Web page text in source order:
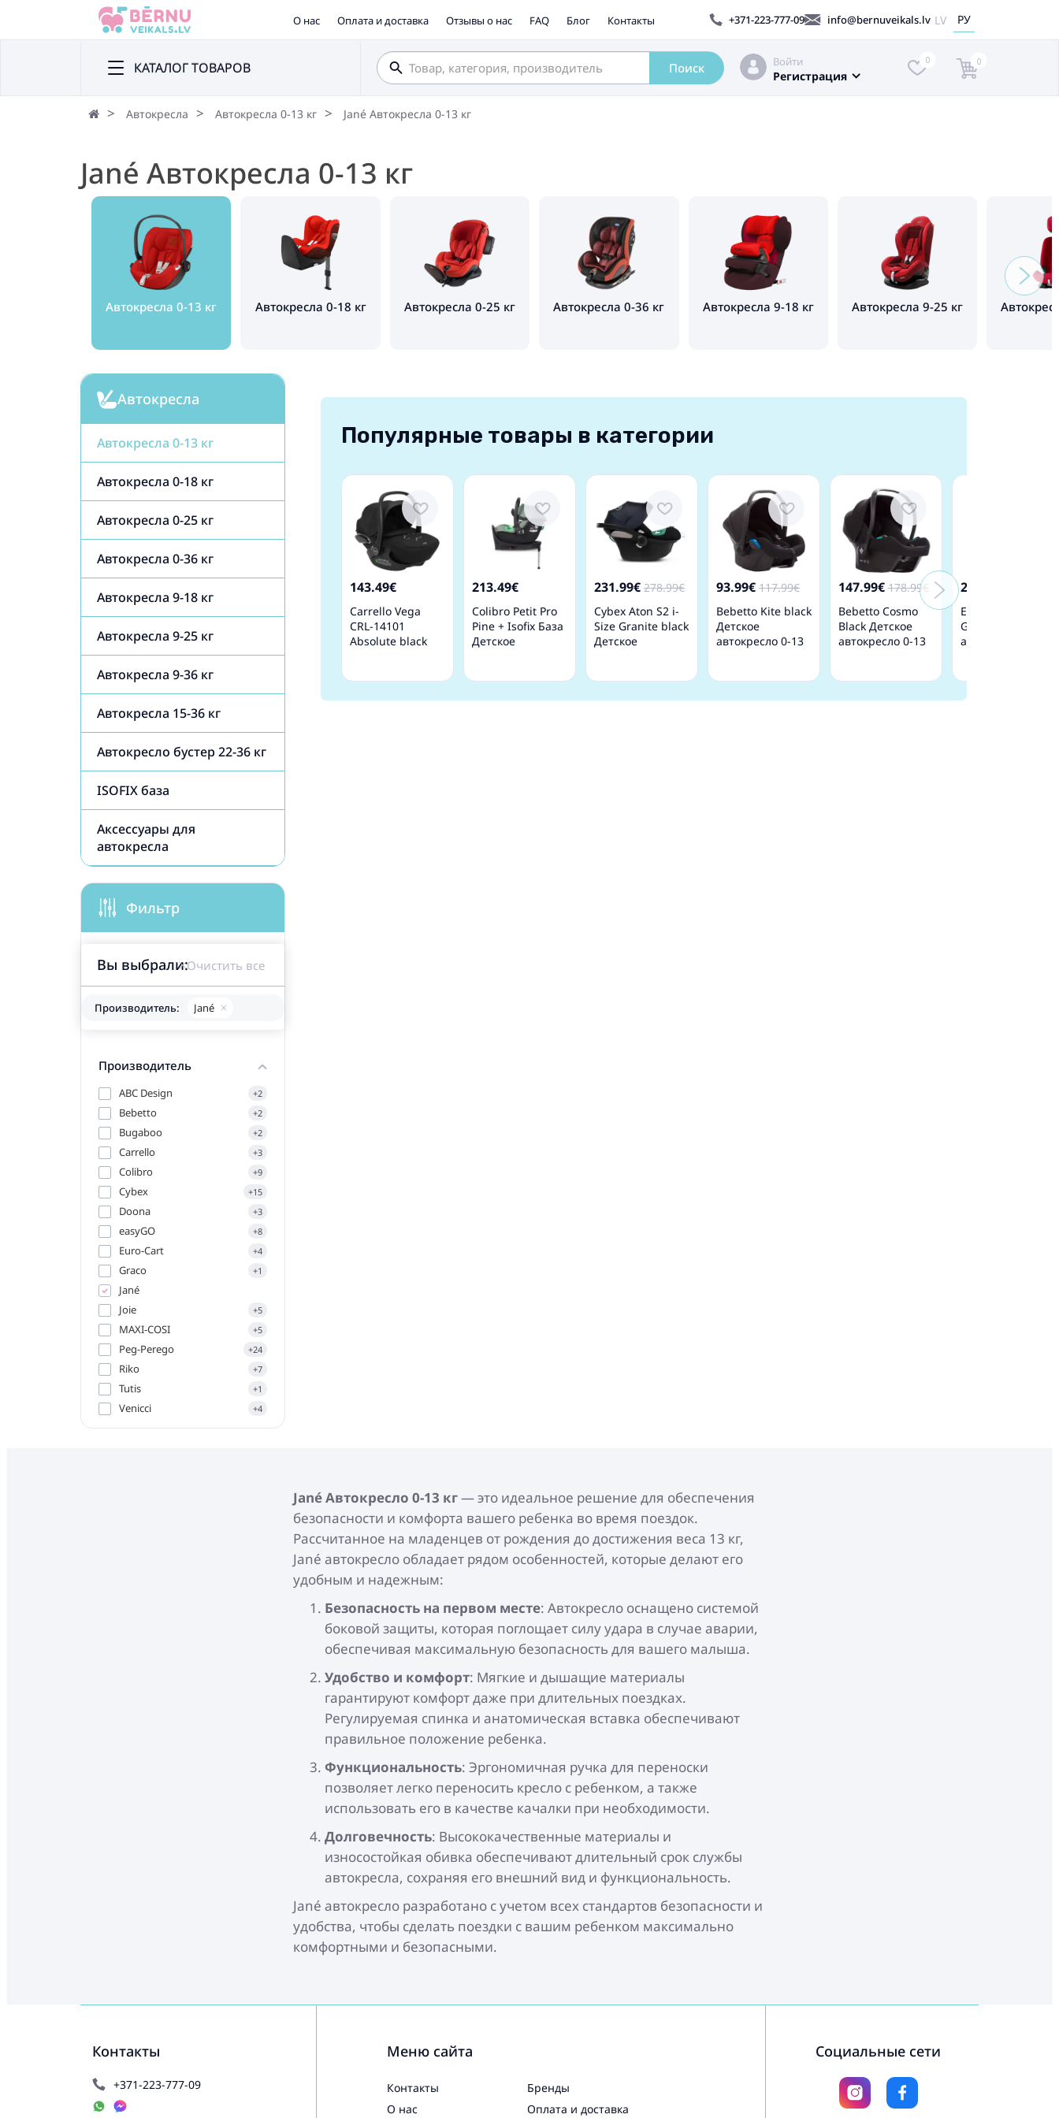
О нас Оплата и доставка Отзывы о нас FAQ Блог Контакты +371-223-777-09 info@bernuveikals.lv LV РУ
КАТАЛОГ ТОВАРОВ Поиск Войти
Регистрация
0 0
Автокресла Автокресла 0-13 кг Jané Автокресла 0-13 кг
Jané Автокресла 0-13 кг
Автокресла 0-13 кг Автокресла 0-18 кг Автокресла 0-25 кг Автокресла 0-36 кг Автокресла 9-18 кг Автокресла 9-25 кг
Автокресла
Автокресла 0-13 кг
Автокресла 0-18 кг
Автокресла 0-25 кг
Автокресла 0-36 кг
Автокресла 9-18 кг
Автокресла 9-25 кг
Автокресла 9-36 кг
Автокресла 15-36 кг
Автокресло бустер 22-36 кг
ISOFIX база
Аксессуары для
автокресла
Фильтр
Вы выбрали:
Производитель: Jané
Очистить все
Производитель
ABC Design +2
Bebetto +2
Bugaboo +2
Carrello +3
Colibro +9
Cybex +15
Doona +3
easyGO +8
Euro-Cart +4
Graco +1
Jané
Joie
+5
MAXI-COSI +5
Peg-Perego +24
Riko +7
Tutis +1
Venicci +4
Популярные товары в категории
143.49€
Carrello Vega
CRL-14101
Absolute black
кг
213.49€
Colibro Petit Pro
Pine + Isofix База
Детское
231.99€ 278.99€
Cybex Aton S2 i-
Size Granite black
Детское
93.99€ 117.99€
Bebetto Kite black
Детское
автокресло 0-13
147.99€ 178.99€
Bebetto Cosmo
Black Детское
автокресло 0-13
269.49€
EasyGo Buz Pro
Greener Детское
автокресло 0-13
JanéАвтокресло 0-13 кг— это идеальное решение для обеспечения
безопасности и комфорта вашего ребенка во время поездок.
Рассчитанное на младенцев от рождения до достижения веса 13 кг,
Jané автокресло обладает рядом особенностей, которые делают его
удобным и надежным:
Безопасность на первом месте: Автокресло оснащено системой
боковой защиты, которая поглощает силу удара в случае аварии,
обеспечивая максимальную безопасность для вашего малыша.
Удобство и комфорт: Мягкие и дышащие материалы
гарантируют комфорт даже при длительных поездках.
Регулируемая спинка и анатомическая вставка обеспечивают
правильное положение ребенка.
Функциональность: Эргономичная ручка для переноски
позволяет легко переносить кресло с ребенком, а также
использовать его в качестве качалки при необходимости.
Долговечность: Высококачественные материалы и
износостойкая обивка обеспечивают длительный срок службы
автокресла, сохраняя его внешний вид и функциональность.
Jané автокресло разработано с учетом всех стандартов безопасности и
удобства, чтобы сделать поездки с вашим ребенком максимально
комфортными и безопасными.
Контакты
+371-223-777-09
Меню сайта
Контакты
О нас
Бренды
Оплата и доставка
Социальные сети